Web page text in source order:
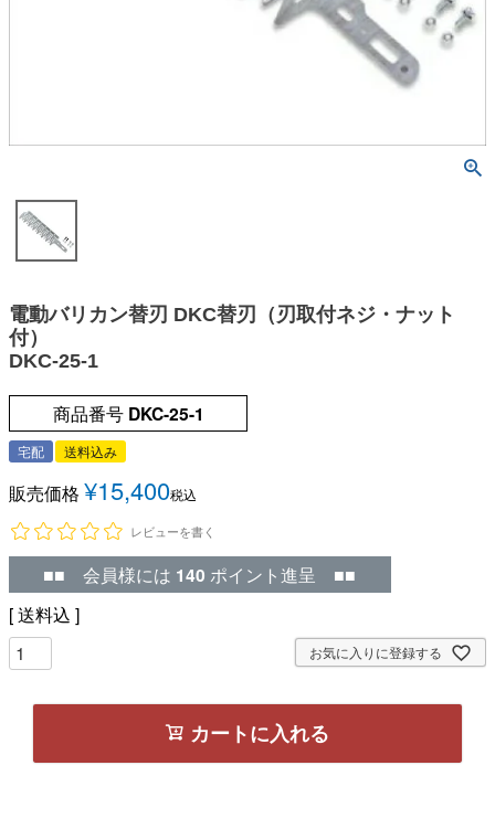
電動バリカン替刃 DKC替刃（刃取付ネジ・ナット
付）
DKC-25-1
商品番号 DKC-25-1
宅配 送料込み
販売価格 ¥15,400税込
レビューを書く
■■ 会員様には 140 ポイント進呈 ■■
送料込
お気に入りに登録する
カートに入れる